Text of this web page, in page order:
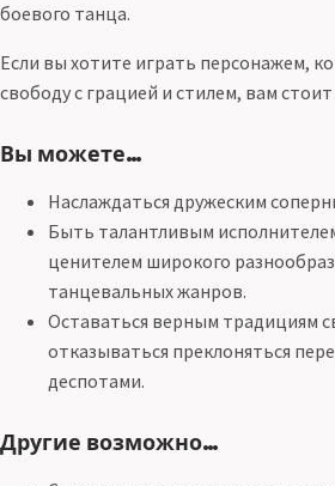
боевого танца.
Если вы хотите играть персонажем,
свободу с грацией и стилем, вам
Вы можете…
Наслаждаться дружеским
Быть талантливым
ценителем широкого
танцевальных жанров.
Оставаться верным традициям
отказываться преклоняться
деспотами.
Другие возможно…